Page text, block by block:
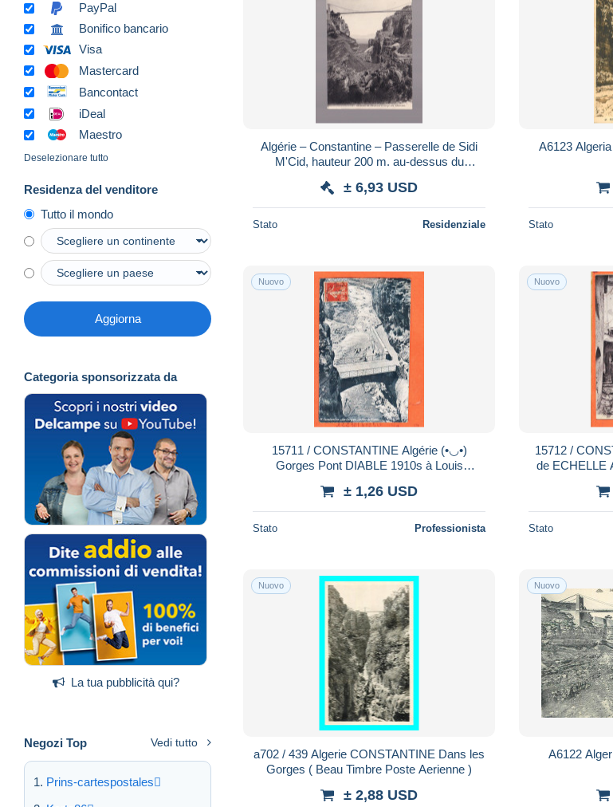
PayPal
Bonifico bancario
Visa
Mastercard
Bancontact
iDeal
Maestro
Deselezionare tutto
Residenza del venditore
Tutto il mondo
Aggiorna
Categoria sponsorizzata da
La tua pubblicità qui?
Negozi Top Vedi tutto
Prins-cartespostales
Algérie – Constantine – Passerelle de Sidi
M'Cid, hauteur 200 m. au-dessus du
± 6,93 USD
Stato Residenziale
A6123
Stato
Nuovo
15711 / CONSTANTINE Algérie (•◡•)
Gorges Pont DIABLE 1910s à Louis
VERGER L.V.S 11
± 1,26 USD
Stato Professionista
Nuovo
15712 / CONSTANTINE Algérie (•◡•) Rue
de ECHELLE
Stato
Nuovo
a702 / 439 Algerie CONSTANTINE Dans les
Gorges ( Beau Timbre Poste Aerienne )
± 2,88 USD
Nuovo
A6122